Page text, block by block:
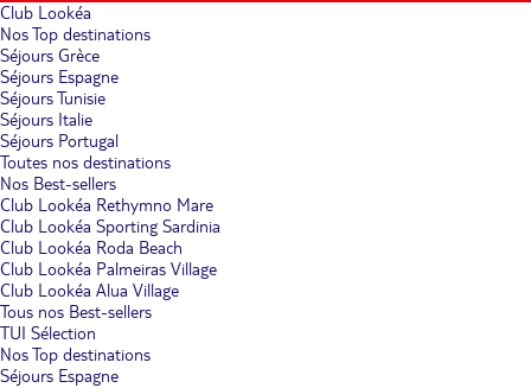
Club Lookéa
Nos Top destinations
Séjours Grèce
Séjours Espagne
Séjours Tunisie
Séjours Italie
Séjours Portugal
Toutes nos destinations
Nos Best-sellers
Club Lookéa Rethymno Mare
Club Lookéa Sporting Sardinia
Club Lookéa Roda Beach
Club Lookéa Palmeiras Village
Club Lookéa Alua Village
Tous nos Best-sellers
TUI Sélection
Nos Top destinations
Séjours Espagne